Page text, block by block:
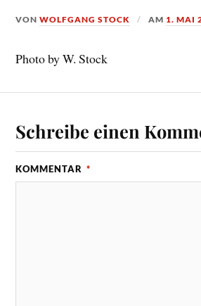
VONWOLFGANG STOCK AM 1. MAI
Photo by W. Stock
Schreibe einen
KOMMENTAR *